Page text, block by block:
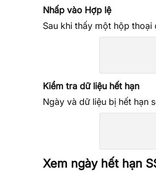
Nhấp vào Hợp lệ
Sau khi thấy một hộp thoại
Kiểm tra dữ liệu hết hạn
Ngày và dữ liệu bị hết hạn
Xem ngày hết hạn